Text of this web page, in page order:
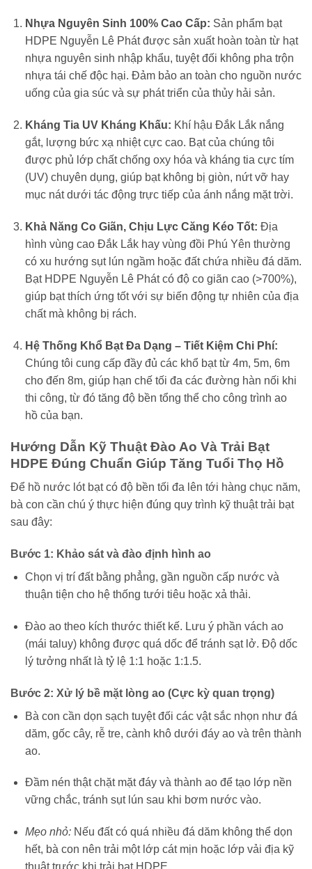
Nhựa Nguyên Sinh 100% Cao Cấp: Sản phẩm bạt
HDPE Nguyễn Lê Phát được sản xuất hoàn toàn từ hạt
nhựa nguyên sinh nhập khẩu, tuyệt đối không pha trộn
nhựa tái chế độc hại. Đảm bảo an toàn cho nguồn nước
uống của gia súc và sự phát triển của thủy hải sản.
Kháng Tia UV Kháng Khấu: Khí hậu Đắk Lắk nắng
gắt, lượng bức xạ nhiệt cực cao. Bạt của chúng tôi
được phủ lớp chất chống oxy hóa và kháng tia cực tím
(UV) chuyên dụng, giúp bạt không bị giòn, nứt vỡ hay
mục nát dưới tác động trực tiếp của ánh nắng mặt trời.
Khả Năng Co Giãn, Chịu Lực Căng Kéo Tốt: Địa
hình vùng cao Đắk Lắk hay vùng đồi Phú Yên thường
có xu hướng sụt lún ngầm hoặc đất chứa nhiều đá dăm.
Bạt HDPE Nguyễn Lê Phát có độ co giãn cao (>700%),
giúp bạt thích ứng tốt với sự biến động tự nhiên của địa
chất mà không bị rách.
Hệ Thống Khổ Bạt Đa Dạng – Tiết Kiệm Chi Phí:
Chúng tôi cung cấp đầy đủ các khổ bạt từ 4m, 5m, 6m
cho đến 8m, giúp hạn chế tối đa các đường hàn nối khi
thi công, từ đó tăng độ bền tổng thể cho công trình ao
hồ của bạn.
Hướng Dẫn Kỹ Thuật Đào Ao Và Trải Bạt
HDPE Đúng Chuẩn Giúp Tăng Tuổi Thọ Hồ
Để hồ nước lót bạt có độ bền tối đa lên tới hàng chục năm,
bà con cần chú ý thực hiện đúng quy trình kỹ thuật trải bạt
sau đây:
Bước 1: Khảo sát và đào định hình ao
Chọn vị trí đất bằng phẳng, gần nguồn cấp nước và
thuận tiện cho hệ thống tưới tiêu hoặc xả thải.
Đào ao theo kích thước thiết kế. Lưu ý phần vách ao
(mái taluy) không được quá dốc để tránh sạt lở. Độ dốc
lý tưởng nhất là tỷ lệ 1:1 hoặc 1:1.5.
Bước 2: Xử lý bề mặt lòng ao (Cực kỳ quan trọng)
Bà con cần dọn sạch tuyệt đối các vật sắc nhọn như đá
dăm, gốc cây, rễ tre, cành khô dưới đáy ao và trên thành
ao.
Đầm nén thật chặt mặt đáy và thành ao để tạo lớp nền
vững chắc, tránh sụt lún sau khi bơm nước vào.
Mẹo nhỏ:Nếu đất có quá nhiều đá dăm không thể dọn
hết, bà con nên trải một lớp cát mịn hoặc lớp vải địa kỹ
thuật trước khi trải bạt HDPE.